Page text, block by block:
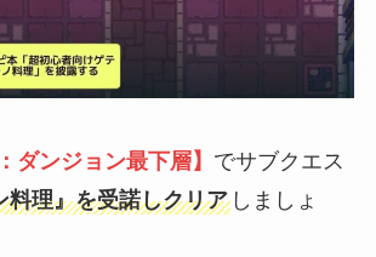
ダンジョン最下層】 でサブクエス
料理』を受諾しクリアしましょ